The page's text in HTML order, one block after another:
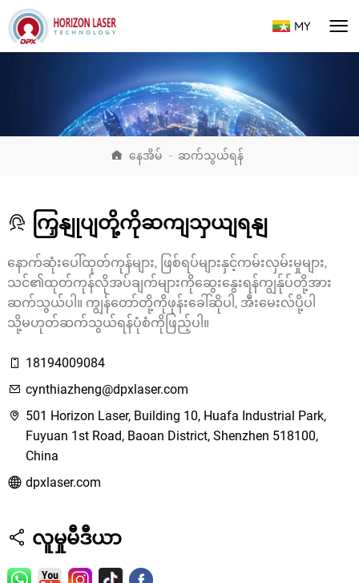
MY
နေအိမ် - ဆက်သွယ်ရန်
ကြှနျုပျတို့ကိုဆကျသှယျရနျ
နောက်ဆုံးပေါ်ထုတ်ကုန်များ, ဖြစ်ရပ်များနှင့်ကမ်းလှမ်းမှုများ,
သင်၏ထုတ်ကုန်လိုအပ်ချက်များကိုဆွေးနွေးရန်ကျွန်ုပ်တို့အား
ဆက်သွယ်ပါ။ ကျွန်တော်တို့ကိုဖုန်းခေါ်ဆိုပါ, အီးမေးလ်ပို့ပါ
သို့မဟုတ်ဆက်သွယ်ရန်ပုံစံကိုဖြည့်ပါ။
18194009084
cynthiazheng@dpxlaser.com
501 Horizon Laser, Building 10, Huafa Industrial Park,
Fuyuan 1st Road, Baoan District, Shenzhen 518100,
China
dpxlaser.com
လူမှုမီဒီယာ